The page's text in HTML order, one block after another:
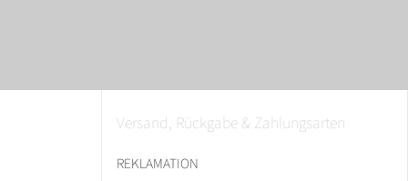
Versand, Rückgabe & Zahlungsarten
REKLAMATION